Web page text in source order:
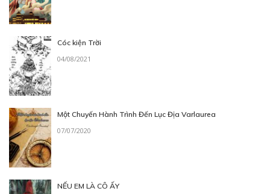
Cóc kiện Trời
04/08/2021
Một Chuyến Hành Trình Đến Lục Địa Varlaurea
07/07/2020
NẾU EM LÀ CÔ ẤY